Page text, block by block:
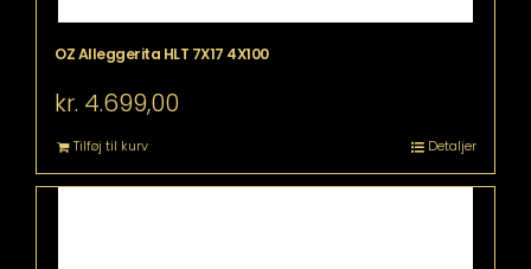
OZ Alleggerita HLT 7X17 4X100
kr. 4.699,00
Tilføj til kurv Detaljer